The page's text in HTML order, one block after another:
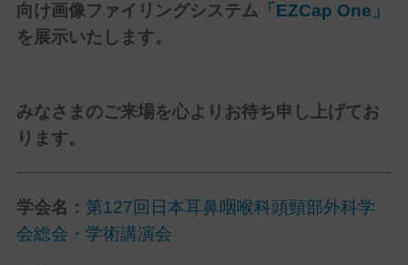
向け画像ファイリングシステム 「EZCap One」
を展示いたします。
みなさまのご来場を心よりお待ち申し上げてお
ります。
学会名： 第127回日本耳鼻咽喉科頭頸部外科学
会総会・学術講演会